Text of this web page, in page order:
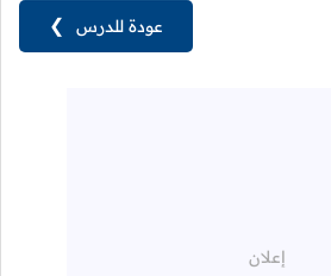
عودة للدرس ❯